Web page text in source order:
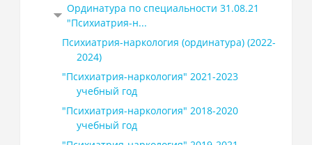
Ординатура по специальности 31.08.21
"Психиатрия-н...
Психиатрия-наркология (ординатура) (2022-
2024)
"Психиатрия-наркология" 2021-2023
учебный год
"Психиатрия-наркология" 2018-2020
учебный год